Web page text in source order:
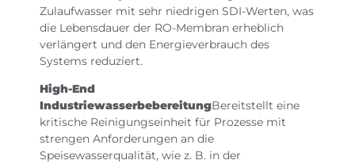
Zulaufwasser mit sehr niedrigen SDI-Werten, was
die Lebensdauer der RO-Membran erheblich
verlängert und den Energieverbrauch des
Systems reduziert.
High-End
IndustriewasserbebereitungBereitstellt eine
kritische Reinigungseinheit für Prozesse mit
strengen Anforderungen an die
Speisewasserqualität, wie z. B. in der